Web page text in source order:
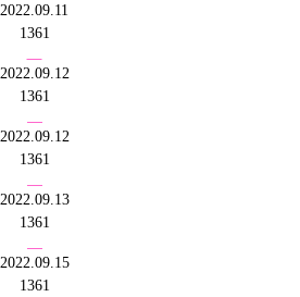
2022.09.11
1361
2022.09.12
1361
2022.09.12
1361
2022.09.13
1361
2022.09.15
1361